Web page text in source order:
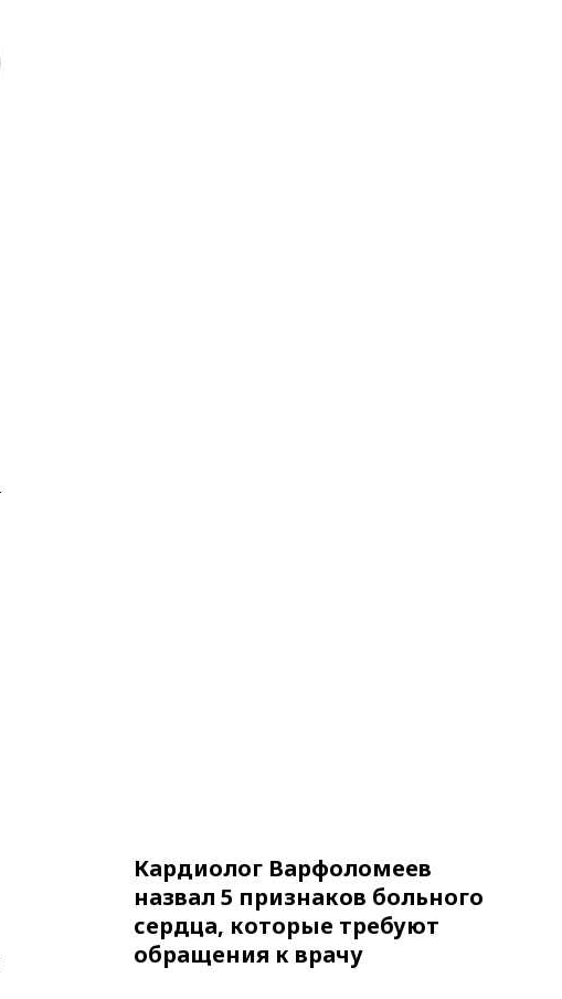
Кардиолог Варфоломеев
назвал 5 признаков больного
сердца, которые требуют
обращения к врачу